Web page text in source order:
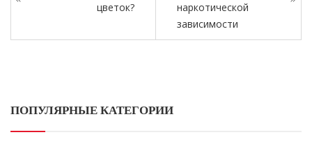
цветок?
наркотической
зависимости
ПОПУЛЯРНЫЕ КАТЕГОРИИ